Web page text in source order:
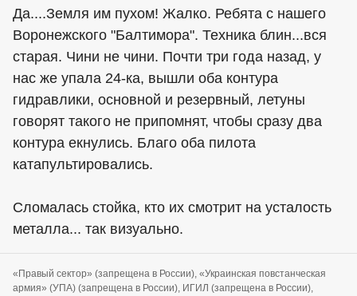
Да....Земля им пухом! Жалко. Ребята с нашего
Воронежского "Балтимора". Техника блин...вся
старая. Чини не чини. Почти три года назад, у
нас же упала 24-ка, вышли оба контура
гидравлики, основной и резервный, летуны
говорят такого не припомнят, чтобы сразу два
контура екнулись. Благо оба пилота
катапультировались.
Сломалась стойка, кто их смотрит на усталость
металла... так визуально.
«Правый сектор» (запрещена в России), «Украинская повстанческая
армия» (УПА) (запрещена в России), ИГИЛ (запрещена в России),